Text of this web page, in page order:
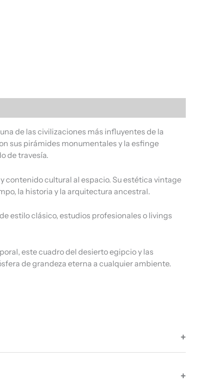
de las civilizaciones más influyentes de la
sus pirámides monumentales y la esfinge
de travesía.
contenido cultural al espacio. Su estética vintage
la historia y la arquitectura ancestral.
estilo clásico, estudios profesionales o livings
este cuadro del desierto egipcio y las
de grandeza eterna a cualquier ambiente.